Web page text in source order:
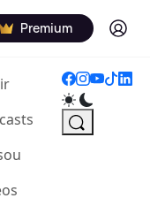
Premium Log in
(current)